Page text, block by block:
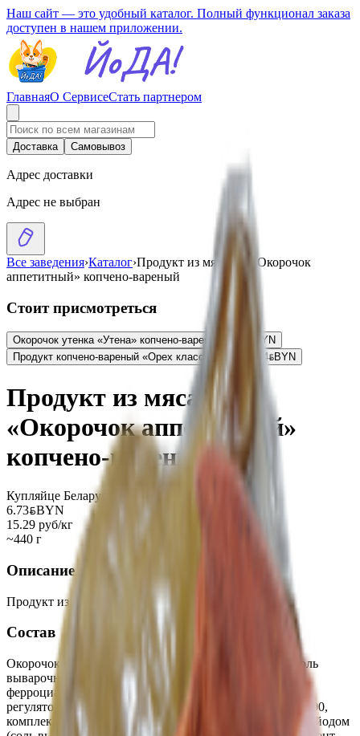
Наш сайт — это удобный каталог. Полный функционал заказа
доступен в нашем приложении.
ГлавнаяО СервисеСтать партнером
Доставка Самовывоз
Адрес доставки
Адрес не выбран
Все заведения›Каталог›Продукт из мяса ц/б «Окорочок
аппетитный» копчено-вареный
Стоит присмотреться
Окорочок утенка «Утена» копчено-вареный 10.68
BYN
Продукт копчено-вареный «Орех классический»
8.54BYNBYN
Продукт из мяса ц/б
«Окорочок аппетитный»
копчено-вареный
Купляйце Беларускае
6.73BYNBYN
15.29 руб/кг
~440 г
Описание
Продукт из мяса цыплят-бройлеров.
Состав
Окорочок цыпленка-бройлера, вода питьевая, соль (соль
выварочная, йодат калия, агент антислеживающий -
ферроцианид калия), стабилизаторы Е407, Е415, Е450i,
регулятор кислотности Е541, антиокислители Е301, Е300,
комплексная пищевая добавка для мясной продукции с йодом